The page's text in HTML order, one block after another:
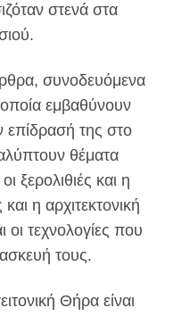
στενά στα
συνοδευόμενα
εμβαθύνουν
επίδρασή της στο
θέματα
ξερολιθιές και η
η αρχιτεκτονική
τεχνολογίες που
τους.
Θήρα είναι